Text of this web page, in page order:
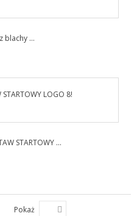
blachy ...
STARTOWY ...
Pokaż